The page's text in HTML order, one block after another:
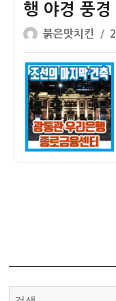
행 야경 풍
글
쓴
이
붉은맛치킨
일
자
검